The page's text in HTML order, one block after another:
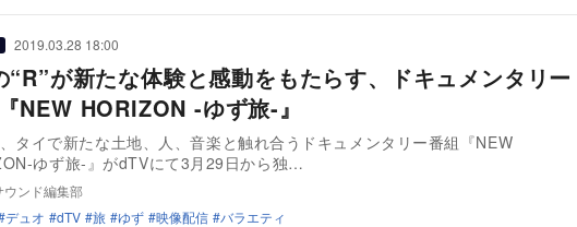
2019.03.28 18:00
“R”が新たな体験と感動をもたらす、ドキュメンタリー
NEW HORIZON -ゆず旅-』
タイで新たな土地、人、音楽と触れ合うドキュメンタリー番組『NEW
ゆず旅-』がdTVにて3月29日から独…
ウンド編集部
デュオ dTV 旅 ゆず 映像配信 バラエティ